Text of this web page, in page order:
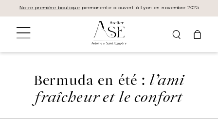
Panneau de gestion des cookies
Notre première boutique permanente a ouvert à Lyon en novembre 2025
Bermuda en été :l’ami
fraîcheur et le confort